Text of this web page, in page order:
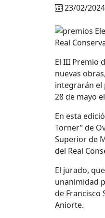
23/02/2024
El III Premio
nuevas
integrarán el
28 de mayo
En esta
Torner” de
Superior de
del Real
El jurado,
unanimidad
de Francisco
Aniorte.